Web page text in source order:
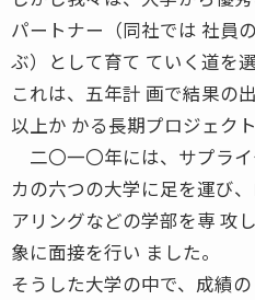
パートナー（同社では 社員
ぶ）として育て ていく道を
これは、五年計 画で結果の
以上か かる長期プロジェクト
二〇一〇年には、サプラ
カの六つの大学に足を運び
アリングなどの学部を専 攻
象に面接を行い ました。
そうした大学の中で、成績